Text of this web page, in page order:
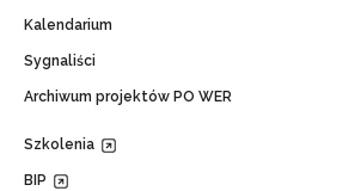
Kalendarium
Sygnaliści
Archiwum projektów PO WER
Szkolenia
BIP